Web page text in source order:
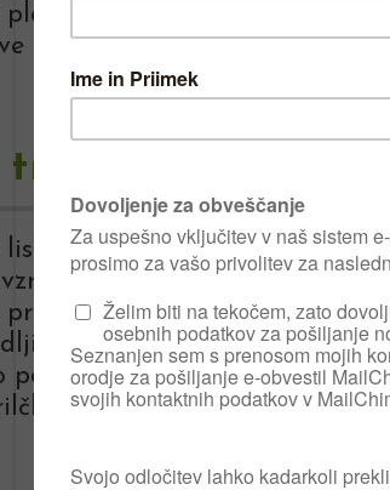
dolge 0,3 mm,
z bistro rdečimi očmi.
rilčkar
listnih robov
brazdasti trsni
pa
Takšno ime je
povzroča škodo na trti in
podoben sprednji